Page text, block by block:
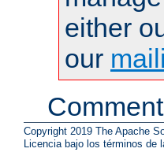
either
our
Copyright 2019 The Apache
Licencia bajo los términos de